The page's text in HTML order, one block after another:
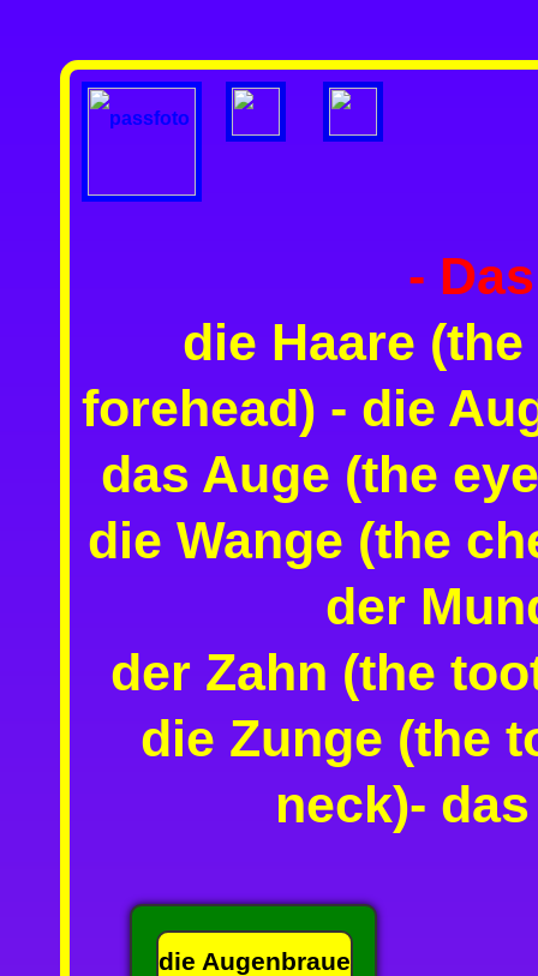
-
die Haare
forehead) - die
das Auge (the
die Wange (the
der
der Zahn (the
die Zunge (the
neck)-
die Augenbraue